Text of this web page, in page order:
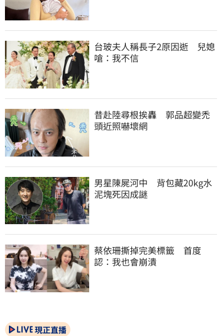
台玻夫人稱長子2原因逝　兒媳
嗆：我不信
昔赴陸尋根挨轟　郭品超變禿
頭近照嚇壞網
男星陳屍河中　背包藏20kg水
泥塊死因成謎
蔡依珊撕掉完美標籤　首度
認：我也會崩潰
現正直播